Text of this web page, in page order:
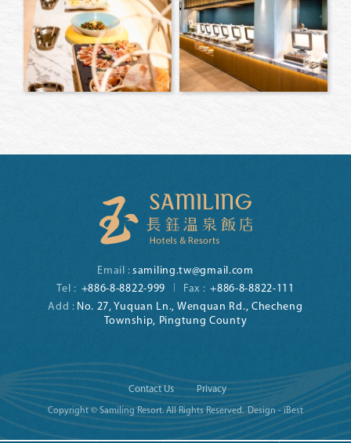
Email : samiling.tw@gmail.com
Tel : +886-8-8822-999 Fax : +886-8-8822-111
Add : No. 27, Yuquan Ln., Wenquan Rd., Checheng
Township, Pingtung County
Copyright © Samiling Resort. All Rights Reserved. Design - iBest
Contact Us Privacy